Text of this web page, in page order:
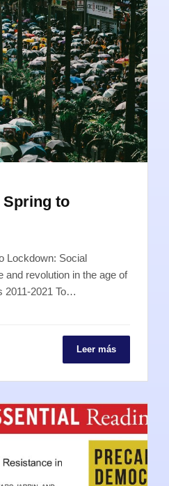
Spring to
Lockdown: Social
and revolution in the age of
2011-2021 To…
Leer más